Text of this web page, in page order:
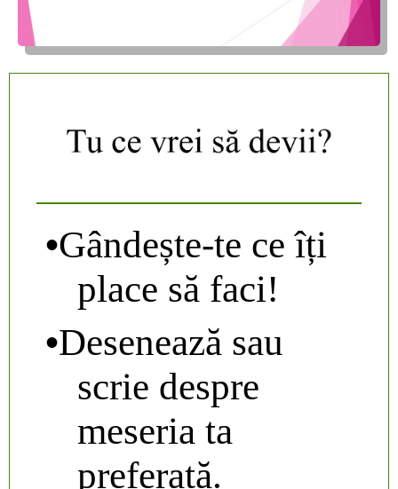
•Gândește-te ce îți
place să faci!
•Desenează sau
scrie despre
meseria ta
preferată.